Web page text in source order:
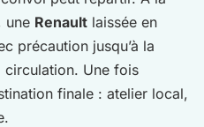
une Renault laissée en
précaution jusqu’à la
Une fois
finale : atelier local,